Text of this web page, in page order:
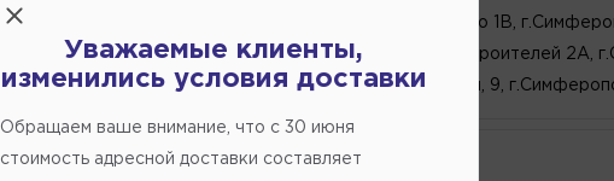
(ул.Федоренко 1В,
3 шт. (Переулок Строителей 2А,
1 шт. (ул. Кубанская, 9,
Производитель: HOFER
Уважаемые клиенты,
изменились условия доставки
Обращаем ваше внимание, что c 30 июня
стоимость адресной доставки составляет